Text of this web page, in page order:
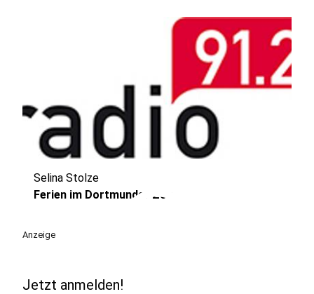
play_circle
Selina Stolze
Ferien im Dortmunder Zoo
Anzeige
Jetzt anmelden!